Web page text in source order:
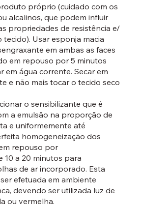
próprio (cuidado com os
alcalinos, que podem influir
propriedades de resistência e/
Usar esponja macia
em ambas as faces
em repouso por 5 minutos
em água corrente. Secar em
e não mais tocar o tecido seco
o sensibilizante que é
a emulsão na proporção de
e uniformemente até
homogeneização dos
repouso por
10 a 20 minutos para
de ar incorporado. Esta
efetuada em ambiente
devendo ser utilizada luz de
ou vermelha.